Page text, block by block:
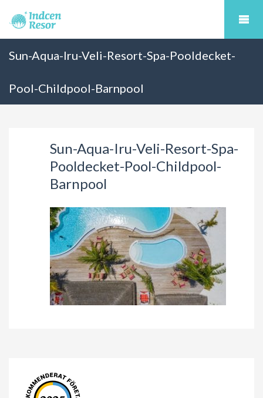
Sun-Aqua-Iru-Veli-Resort-Spa-Pooldecket-
Pool-Childpool-Barnpool
Sun-Aqua-Iru-Veli-Resort-Spa-
Pooldecket-Pool-Childpool-
Barnpool